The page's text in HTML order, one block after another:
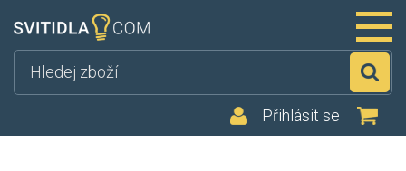
Přihlásit se